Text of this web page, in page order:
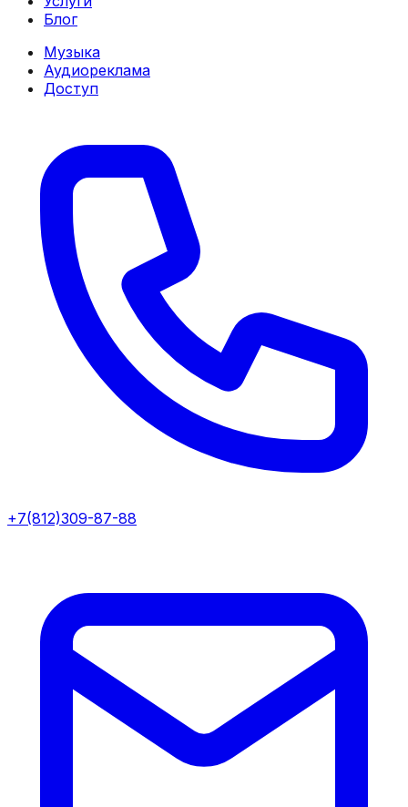
Блог
Музыка
Аудиореклама
Доступ
+7(812)309-87-88